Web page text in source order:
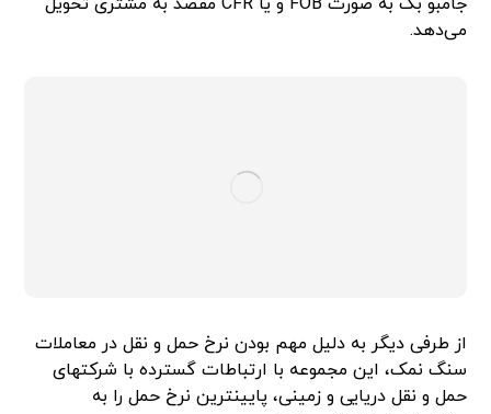
جامبو بگ به صورت FOB و یا CFR مقصد به مشتری تحویل
می‌دهد.
از طرفی دیگر به دلیل مهم بودن نرخ حمل و نقل در معاملات
سنگ نمک، این مجموعه با ارتباطات گسترده با شرکتهای
حمل و نقل دریایی و زمینی، پایینترین نرخ حمل را به